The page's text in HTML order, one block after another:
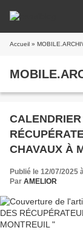
Accueil »
CHAVAUX À
Publié le 12/07/2025
Par AMELIOR